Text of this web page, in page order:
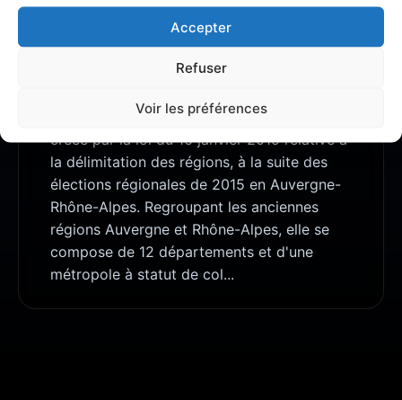
Accepter
Refuser
Voir les préférences
À PROPOS DE HAUTE-LOIRE
Auvergne-Rhône-Alpes est une région
sud-est de la France métropolitaine. Elle est
créée par la loi du 16 janvier 2015 relative à
la délimitation des régions, à la suite des
élections régionales de 2015 en Auvergne-
Rhône-Alpes. Regroupant les anciennes
régions Auvergne et Rhône-Alpes, elle se
compose de 12 départements et d'une
métropole à statut de col...